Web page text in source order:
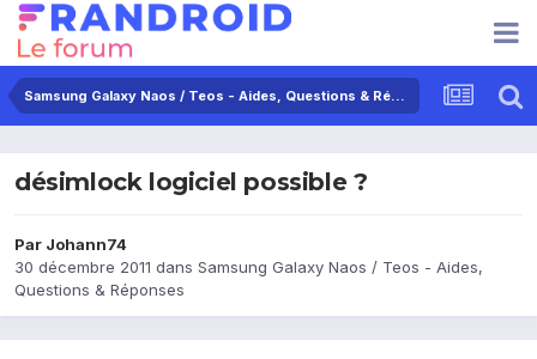
Samsung Galaxy Naos / Teos - Aides, Questions & Réponses
désimlock logiciel possible ?
Par Johann74
30 décembre 2011 dans Samsung Galaxy Naos / Teos - Aides,
Questions & Réponses